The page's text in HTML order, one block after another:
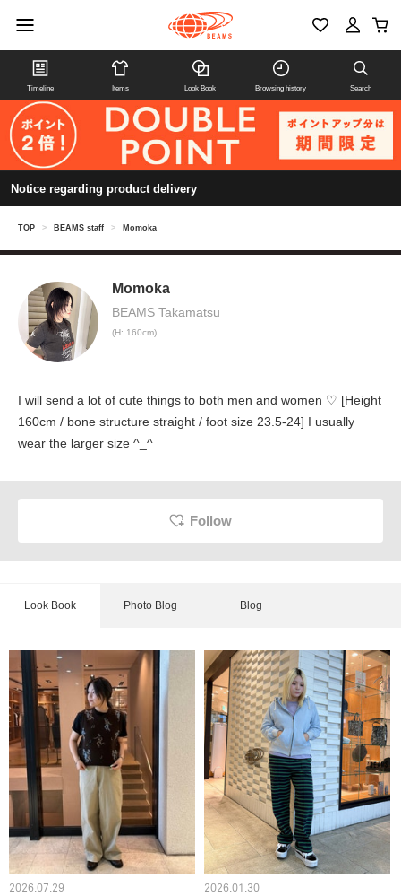
Timeline Items Look Book Browsing history Search
Notice regarding product delivery
TOP > BEAMS staff > Momoka
Momoka
BEAMS Takamatsu
(H: 160cm)
I will send a lot of cute things to both men and women ♡ [Height
160cm / bone structure straight / foot size 23.5-24] I usually
wear the larger size ^_^
Follow
Look Book Photo Blog Blog
2026.07.29 2026.01.30